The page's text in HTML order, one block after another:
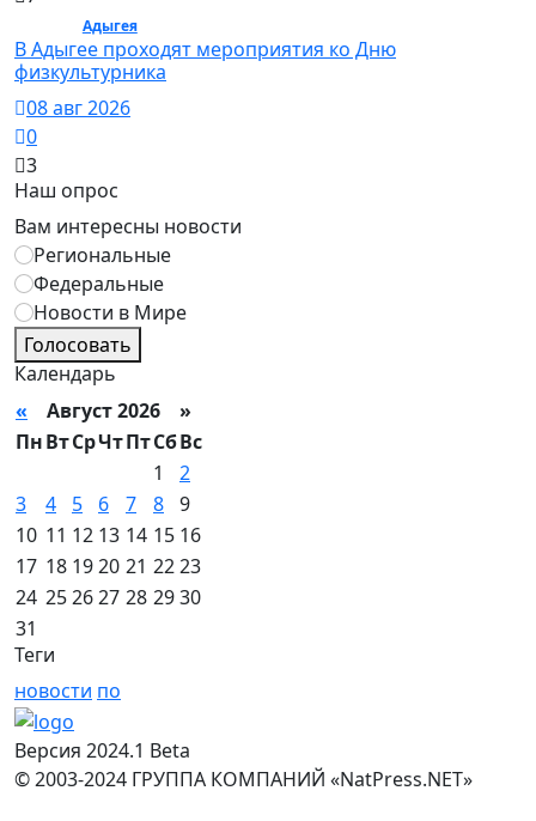
Адыгея/ Спорт
В Адыгее проходят мероприятия ко Дню
физкультурника
08 авг 2026
0
3
Наш опрос
Вам интересны новости
Региональные
Федеральные
Новости в Мире
Голосовать
Календарь
« Август 2026 »
ПнВтСрЧтПтСбВс
1
2
3
4 5 6 7 8 9
10 11 12 13 14 15 16
17 18 1920 21 2223
24 252627 28 2930
31
Теги
новости по
Версия 2024.1 Beta
© 2003-2024 ГРУППА КОМПАНИЙ «NatPress.NET»